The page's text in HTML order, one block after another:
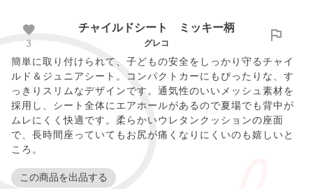
3
チャイルドシート ミッキー柄
グレコ
簡単に取り付けられて、子どもの安全をしっかり守るチャイ
ルド＆ジュニアシート。コンパクトカーにもぴったりな、す
っきりスリムなデザインです。通気性のいいメッシュ素材を
採用し、シート全体にエアホールがあるので夏場でも背中が
ムレにくく快適です。柔らかいウレタンクッションの座面
で、長時間座っていてもお尻が痛くなりにくいのも嬉しいと
ころ。
この商品を出品する